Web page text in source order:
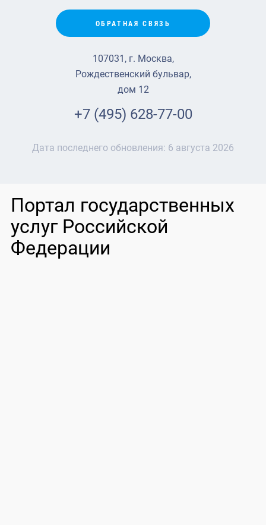
ОБРАТНАЯ СВЯЗЬ
107031, г. Москва,
Рождественский бульвар,
дом 12
+7 (495) 628-77-00
Дата последнего обновления: 6 августа 2026
Портал государственных
услуг Российской
Федерации